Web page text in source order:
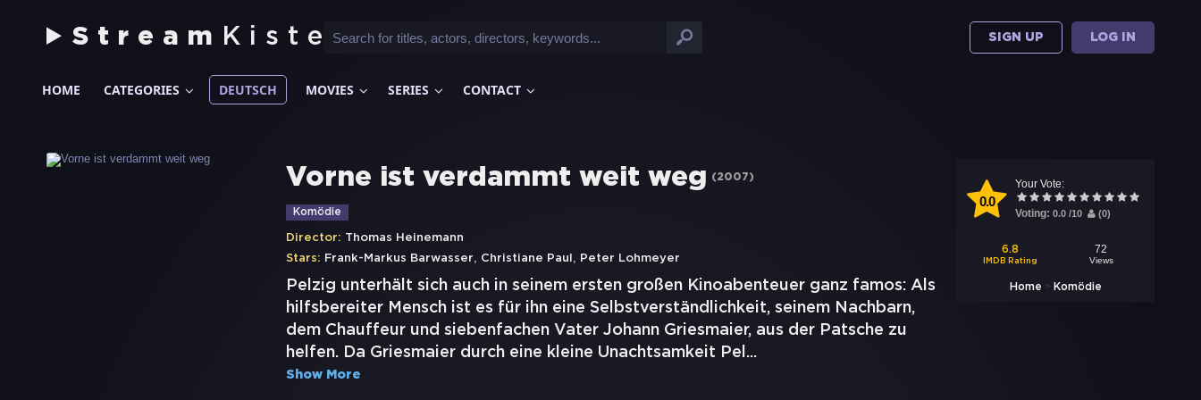
Stream Kiste SIGN UP LOG IN
HOME CATEGORIES DEUTSCH MOVIES SERIES CONTACT
0.0
Your Vote:
Voting: 0.0 /10 (0)
6.8
IMDB Rating
72
Views
Home > Komödie
Vorne ist verdammt weit weg (2007)
Komödie
Director: Thomas Heinemann
Stars: Frank-Markus Barwasser, Christiane Paul , Peter Lohmeyer
Pelzig unterhält sich auch in seinem ersten großen Kinoabenteuer ganz famos: Als
hilfsbereiter Mensch ist es für ihn eine Selbstverständlichkeit, seinem Nachbarn,
dem Chauffeur und siebenfachen Vater Johann Griesmaier, aus der Patsche zu
helfen. Da Griesmaier durch eine kleine Unachtsamkeit Pel ...
Show More